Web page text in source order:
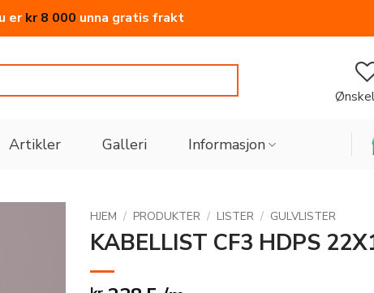
erkr8 000 unna gratis frakt
Artikler Galleri Informasjon
HJEM / PRODUKTER / LISTER / GULVLISTER
KABELLIST CF3 HDPS